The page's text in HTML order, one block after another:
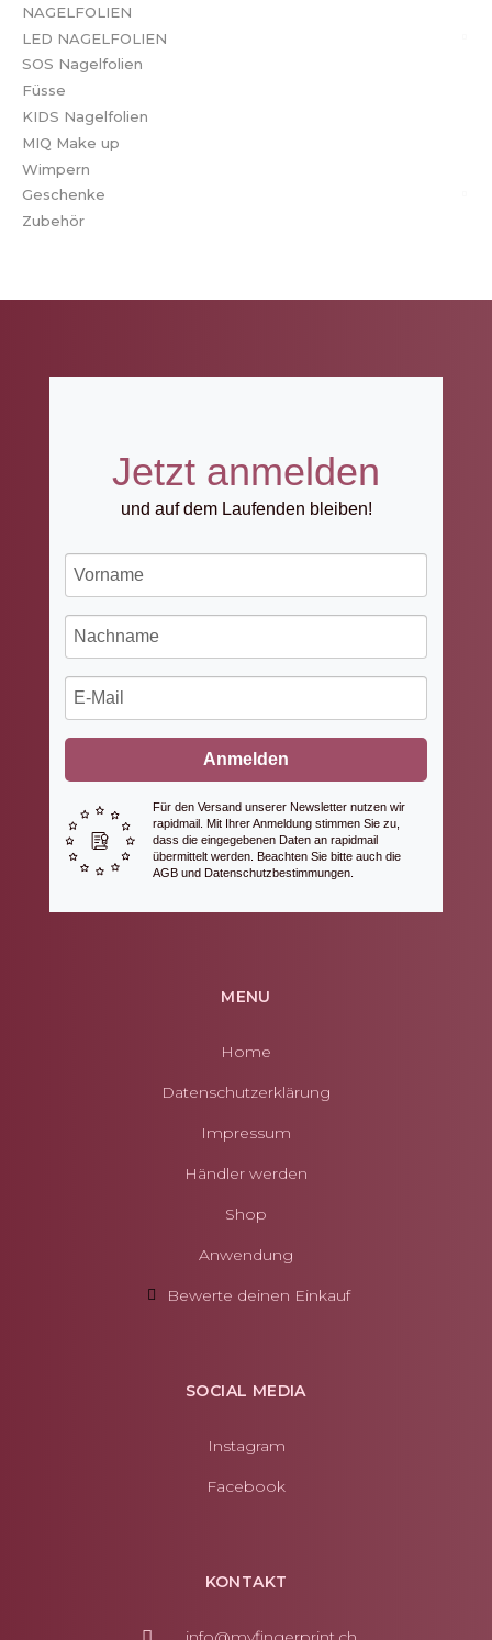
NAGELFOLIEN
LED NAGELFOLIEN
SOS Nagelfolien
Füsse
KIDS Nagelfolien
MIQ Make up
Wimpern
Geschenke
Zubehör
Jetzt anmelden
und auf dem Laufenden bleiben!
Anmelden
Für den Versand unserer Newsletter nutzen wir
rapidmail. Mit Ihrer Anmeldung stimmen Sie zu,
dass die eingegebenen Daten an rapidmail
übermittelt werden. Beachten Sie bitte auch die
AGB und Datenschutzbestimmungen.
MENU
Home
Datenschutzerklärung
Impressum
Händler werden
Shop
Anwendung
Bewerte deinen Einkauf
SOCIAL MEDIA
Instagram
Facebook
KONTAKT